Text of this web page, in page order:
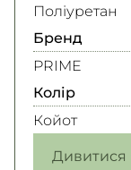
Поліуретан
Бренд
PRIME
Колір
Койот
Дивитися